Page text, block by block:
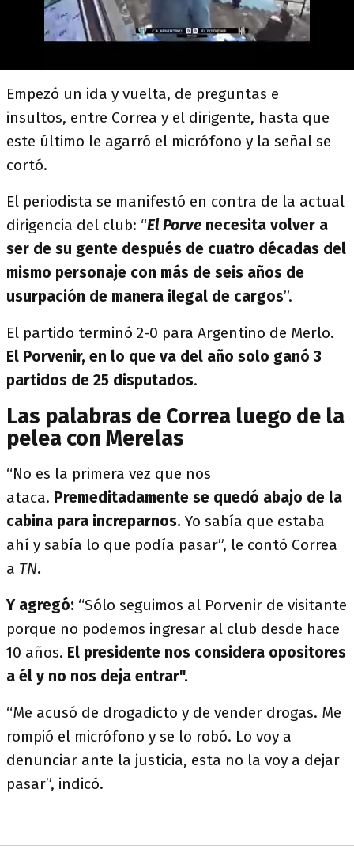
Empezó un ida y vuelta, de preguntas e
insultos, entre Correa y el dirigente, hasta que
este último le agarró el micrófono y la señal se
cortó.
El periodista se manifestó en contra de la actual
dirigencia del club: “El Porve necesita volver a
ser de su gente después de cuatro décadas del
mismo personaje con más de seis años de
usurpación de manera ilegal de cargos”.
El partido terminó 2-0 para Argentino de Merlo.
El Porvenir, en lo que va del año solo ganó 3
partidos de 25 disputados.
Las palabras de Correa luego de la
pelea con Merelas
“No es la primera vez que nos
ataca. Premeditadamente se quedó abajo de la
cabina para increparnos. Yo sabía que estaba
ahí y sabía lo que podía pasar”, le contó Correa
a TN.
Y agregó: “Sólo seguimos al Porvenir de visitante
porque no podemos ingresar al club desde hace
10 años. El presidente nos considera opositores
a él y no nos deja entrar".
“Me acusó de drogadicto y de vender drogas. Me
rompió el micrófono y se lo robó. Lo voy a
denunciar ante la justicia, esta no la voy a dejar
pasar”, indicó.